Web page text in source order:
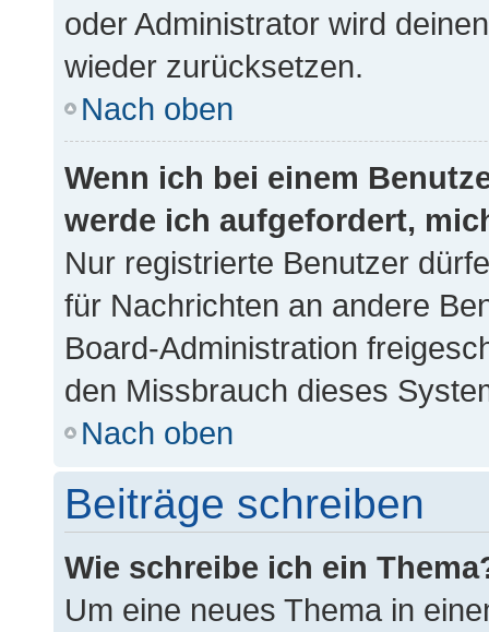
oder Administrator wird
wieder zurücksetzen.
Nach oben
Wenn ich bei einem
werde ich aufgefordert,
Nur registrierte Benutzer
für Nachrichten an andere
Board-Administration
den Missbrauch dieses
Nach oben
Beiträge schreiben
Wie schreibe ich ein
Um eine neues Thema in